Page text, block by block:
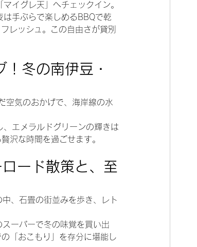
イグレ天」へチェックイン。
手ぶらで楽しめるBBQで乾
レッシュ。この自由さが貸別
冬の南伊豆・
空気のおかげで、海岸線の水
エメラルドグリーンの輝きは
沢な時間を過ごせます。
ード散策と、至
、石畳の街並みを歩き、レト
ーパーで冬の味覚を買い出
「おこもり」を存分に堪能し